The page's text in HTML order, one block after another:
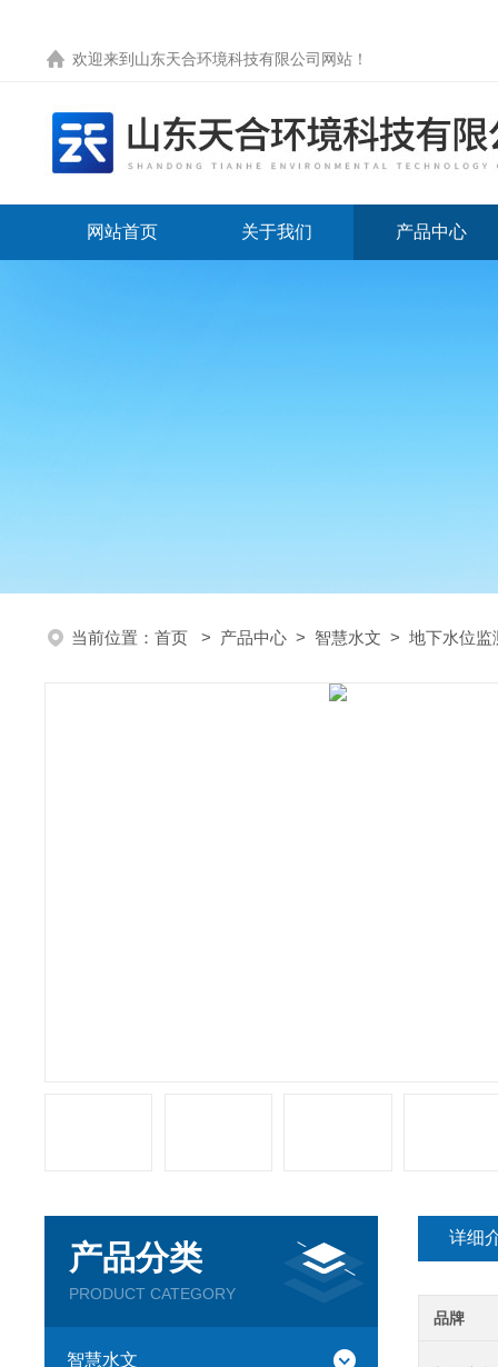
欢迎来到 山东天合环境科技有限公司网站 ！
网站首页 关于我们 产品中心
当前位置： 首页 > 产品中心 > 智慧水文 > 地下水位监
产品分类
PRODUCT CATEGORY
智慧水文
详细
品牌